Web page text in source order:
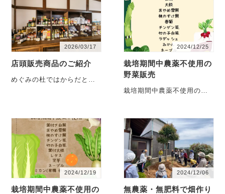
2026/03/17
店頭販売商品のご紹介
めぐみの杜ではからだと心
食・・・
2024/12/25
栽培期間中農薬不使用の
野菜販売
栽培期間中農薬不使用のお
は暖・・・
2024/12/19
栽培期間中農薬不使用の
2024/12/06
無農薬・無肥料で畑作り